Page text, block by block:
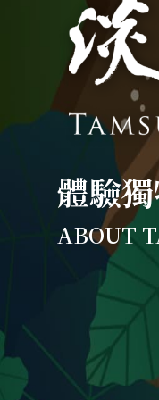
體驗
ABOUT